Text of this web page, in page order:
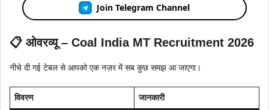
Join Telegram Channel
📋 ओवरव्यू – Coal India MT Recruitment 2026
नीचे दी गई टेबल से आपको एक नज़र में सब कुछ समझ आ जाएगा।
विवरण जानकारी